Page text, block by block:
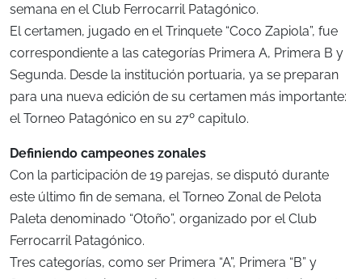
semana en el Club Ferrocarril Patagónico.
El certamen, jugado en el Trinquete “Coco Zapiola”, fue
correspondiente a las categorías Primera A, Primera B y
Segunda. Desde la institución portuaria, ya se preparan
para una nueva edición de su certamen más importante:
el Torneo Patagónico en su 27º capitulo.
Definiendo campeones zonales
Con la participación de 19 parejas, se disputó durante
este último fin de semana, el Torneo Zonal de Pelota
Paleta denominado “Otoño”, organizado por el Club
Ferrocarril Patagónico.
Tres categorías, como ser Primera “A”, Primera “B” y